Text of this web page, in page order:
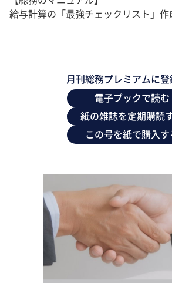
給与計算の「最強チェックリスト」
月刊総務プレミアムに登
電子ブックで読む
紙の雑誌を定期購読
この号を紙で購入す